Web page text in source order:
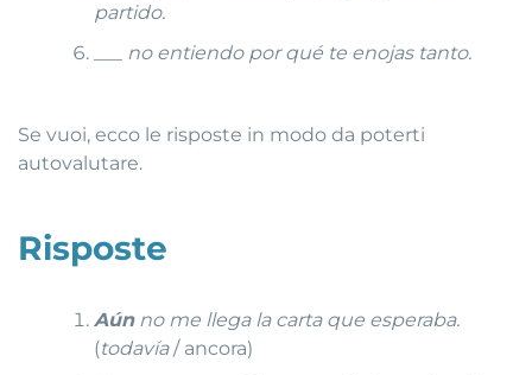
partido.
no entiendo por qué te enojas tanto.
Se vuoi, ecco le risposte in modo da poterti
autovalutare.
Risposte
Aúnno me llega la carta que esperaba.
(todavía/ ancora)